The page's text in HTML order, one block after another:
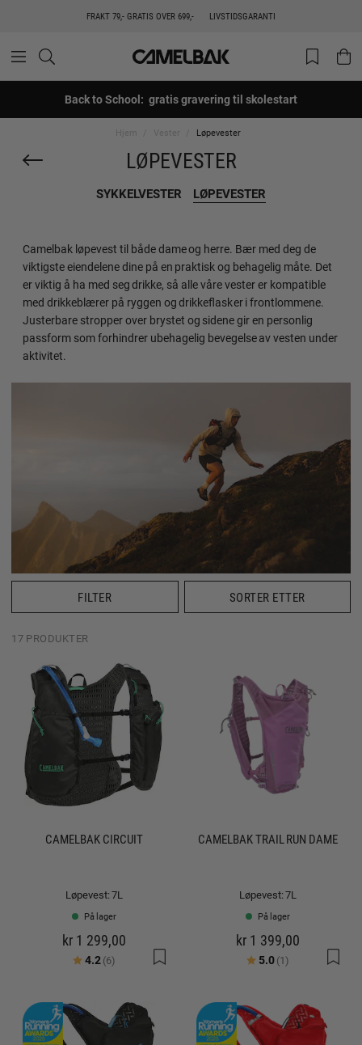
FRAKT 79,- GRATIS OVER 699,- LIVSTIDSGARANTI
Back to School: gratis gravering til skolestart
Hjem Vester Løpevester
LØPEVESTER
SYKKELVESTER LØPEVESTER
Camelbak løpevest til både dame og herre. Bær med deg de
viktigste eiendelene dine på en praktisk og behagelig måte. Det
er viktig å ha med seg drikke, så alle våre vester er kompatible
med drikkeblærer på ryggen og drikkeflasker i frontlommene.
Justerbare stropper over brystet og sidene gir en personlig
passform som forhindrer ubehagelig bevegelse av vesten under
aktivitet.
FILTER SORTER ETTER
17 PRODUKTER
CAMELBAK CIRCUIT
Løpevest: 7L
På lager
kr 1 299,00
Karakter:
4.2(6) av 5 mulige
CAMELBAK TRAIL RUN DAME
Løpevest: 7L
På lager
kr 1 399,00
Karakter:
5.0(1) av 5 mulige